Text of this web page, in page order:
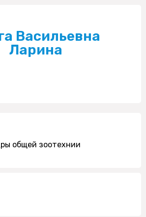
Васильевна
Ларина
общей зоотехнии